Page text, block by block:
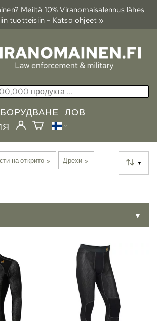
Meiltä 10% Viranomais­alennus lähes
tuotteisiin - Katso ohjeet »
ЛОВ
на открито ‪» Дрехи ‪» ▼
▼